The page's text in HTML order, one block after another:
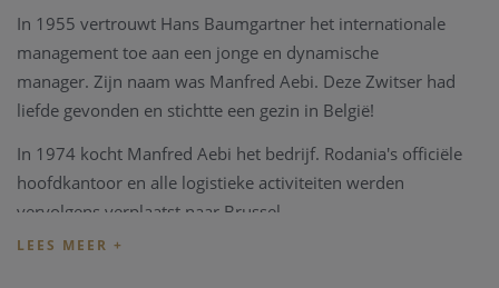
In 1955 vertrouwt Hans Baumgartner het internationale
management toe aan een jonge en dynamische
manager. Zijn naam was Manfred Aebi. Deze Zwitser had
liefde gevonden en stichtte een gezin in België!
In 1974 kocht Manfred Aebi het bedrijf. Rodania's officiële
hoofdkantoor en alle logistieke activiteiten werden
vervolgens verplaatst naar Brussel.
In 2020 wordt het merk Rodania verkocht aan 3